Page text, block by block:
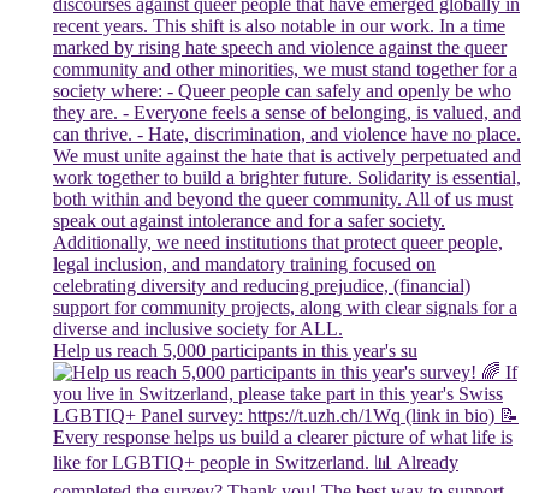
Help us reach 5,000 participants in this year's su